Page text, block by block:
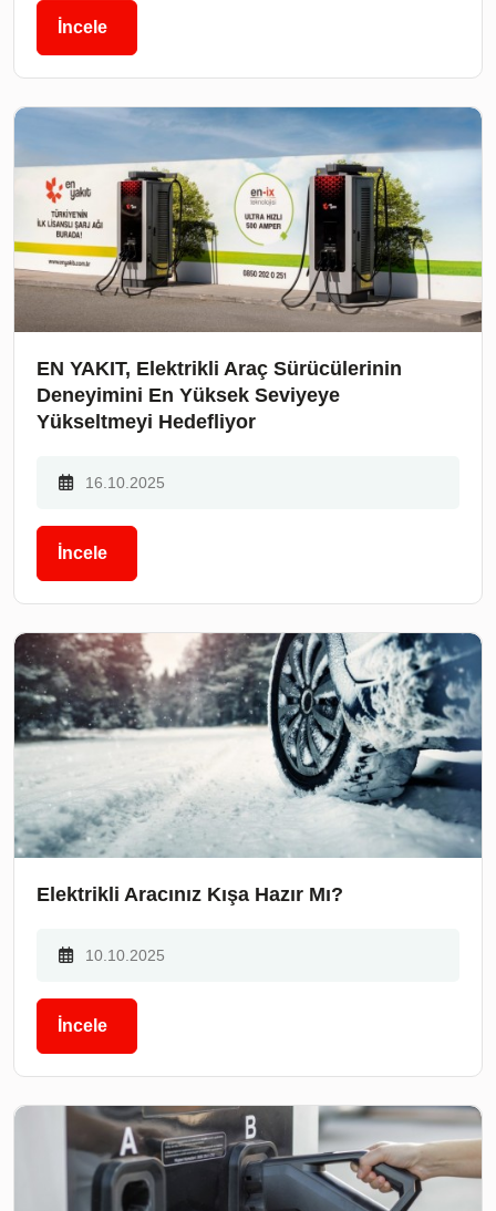
İncele
EN YAKIT, Elektrikli Araç Sürücülerinin
Deneyimini En Yüksek Seviyeye
Yükseltmeyi Hedefliyor
16.10.2025
İncele
Elektrikli Aracınız Kışa Hazır Mı?
10.10.2025
İncele